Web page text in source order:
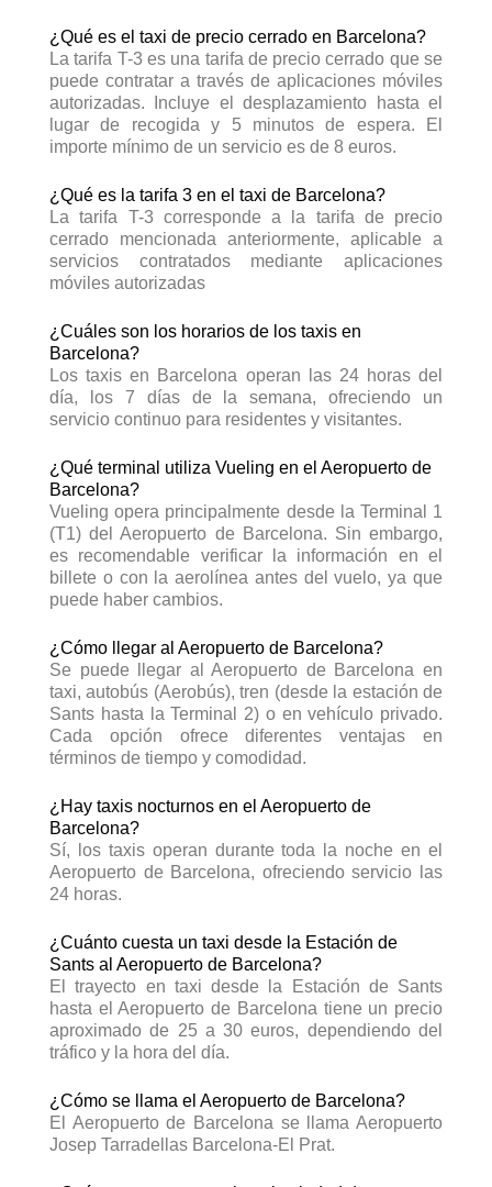
¿Qué es el taxi de precio cerrado en Barcelona?
La tarifa T-3 es una tarifa de precio cerrado que se
puede contratar a través de aplicaciones móviles
autorizadas. Incluye el desplazamiento hasta el
lugar de recogida y 5 minutos de espera. El
importe mínimo de un servicio es de 8 euros.
¿Qué es la tarifa 3 en el taxi de Barcelona?
La tarifa T-3 corresponde a la tarifa de precio
cerrado mencionada anteriormente, aplicable a
servicios contratados mediante aplicaciones
móviles autorizadas
¿Cuáles son los horarios de los taxis en
Barcelona?
Los taxis en Barcelona operan las 24 horas del
día, los 7 días de la semana, ofreciendo un
servicio continuo para residentes y visitantes.
¿Qué terminal utiliza Vueling en el Aeropuerto de
Barcelona?
Vueling opera principalmente desde la Terminal 1
(T1) del Aeropuerto de Barcelona. Sin embargo,
es recomendable verificar la información en el
billete o con la aerolínea antes del vuelo, ya que
puede haber cambios.
¿Cómo llegar al Aeropuerto de Barcelona?
Se puede llegar al Aeropuerto de Barcelona en
taxi, autobús (Aerobús), tren (desde la estación de
Sants hasta la Terminal 2) o en vehículo privado.
Cada opción ofrece diferentes ventajas en
términos de tiempo y comodidad.
¿Hay taxis nocturnos en el Aeropuerto de
Barcelona?
Sí, los taxis operan durante toda la noche en el
Aeropuerto de Barcelona, ofreciendo servicio las
24 horas.
¿Cuánto cuesta un taxi desde la Estación de
Sants al Aeropuerto de Barcelona?
El trayecto en taxi desde la Estación de Sants
hasta el Aeropuerto de Barcelona tiene un precio
aproximado de 25 a 30 euros, dependiendo del
tráfico y la hora del día.
¿Cómo se llama el Aeropuerto de Barcelona?
El Aeropuerto de Barcelona se llama Aeropuerto
Josep Tarradellas Barcelona-El Prat.